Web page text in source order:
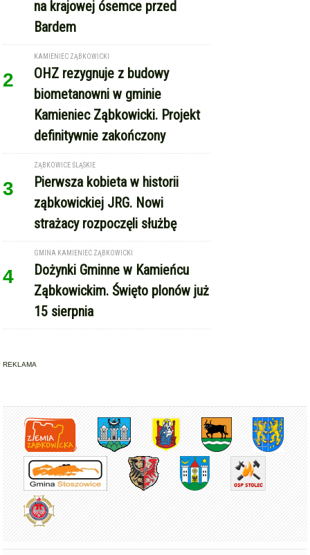
Kamieniec Ząbkowicki. Projekt
definitywnie zakończony
3
ZĄBKOWICE ŚLĄSKIE
Pierwsza kobieta w historii
ząbkowickiej JRG. Nowi
strażacy rozpoczęli służbę
Dożynki Gminne w Kamieńcu
Ząbkowickim. Święto plonów już
15 sierpnia
Copyright © Express-Miejski.pl
RSS
reklama współpraca kontakt
patronat medialny
regulamin serwisu
polityka cookie